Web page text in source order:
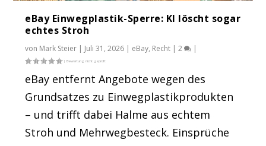
eBay Einwegplastik-Sperre: KI löscht sogar
echtes Stroh
von Mark Steier | Juli 31, 2026 | eBay, Recht |2 |
eBay entfernt Angebote wegen des
Grundsatzes zu Einwegplastikprodukten
– und trifft dabei Halme aus echtem
Stroh und Mehrwegbesteck. Einsprüche